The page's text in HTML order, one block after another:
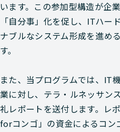
います。この参加型構造が企
「自分事」化を促し、ITハー
ナブルなシステム形成を進め
す。
また、当プログラムでは、IT
業に対し、テラ・ルネッサン
礼レポートを送付します。レ
forコンゴ」の資金によるコン